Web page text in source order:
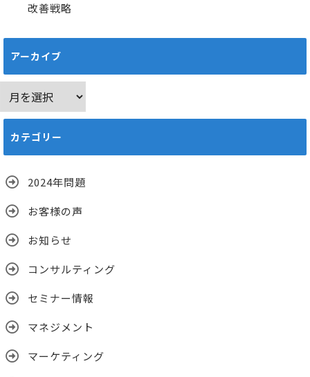
改善戦略
アーカイブ
ー
カ
ブ
カテゴリー
2024年問題
お客様の声
お知らせ
コンサルティング
セミナー情報
マネジメント
マーケティング